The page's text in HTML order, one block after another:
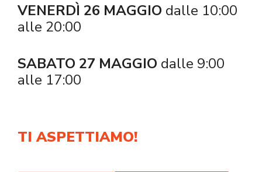
VENERDÌ 26 MAGGIO ​ dalle 10:00
alle 20:00
SABATO 27 MAGGIO ​ dalle 9:00
alle 17:00
TI ASPETTIAMO!